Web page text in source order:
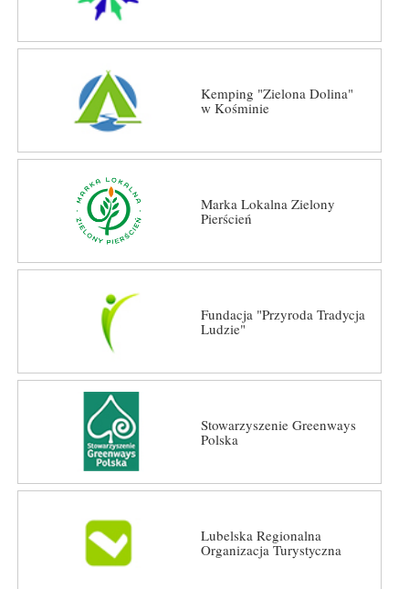
Kemping "Zielona Dolina"
w Kośminie
Marka Lokalna Zielony
Pierścień
Fundacja "Przyroda Tradycja
Ludzie"
Stowarzyszenie Greenways
Polska
Lubelska Regionalna
Organizacja Turystyczna